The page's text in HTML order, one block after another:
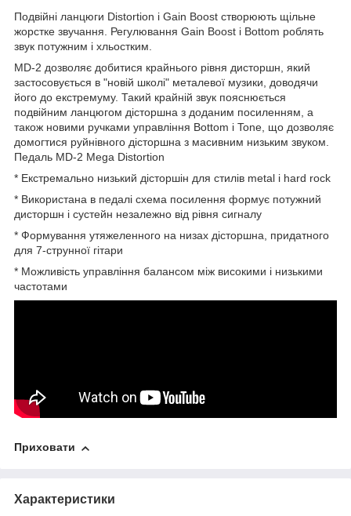
Подвійні ланцюги Distortion і Gain Boost створюють щільне
жорстке звучання. Регулювання Gain Boost і Bottom роблять
звук потужним і хльостким.
MD-2 дозволяє добитися крайнього рівня дисторшн, який
застосовується в "новій школі" металевої музики, доводячи
його до екстремуму. Такий крайній звук пояснюється
подвійним ланцюгом дісторшна з доданим посиленням, а
також новими ручками управління Bottom і Tone, що дозволяє
домогтися руйнівного дісторшна з масивним низьким звуком.
Педаль MD-2 Mega Distortion
* Екстремально низький дісторшін для стилів metal і hard rock
* Використана в педалі схема посилення формує потужний
дисторшн і сустейн незалежно від рівня сигналу
* Формування утяжеленного на низах дісторшна, придатного
для 7-струнної гітари
* Можливість управління балансом між високими і низькими
частотами
Приховати
Характеристики